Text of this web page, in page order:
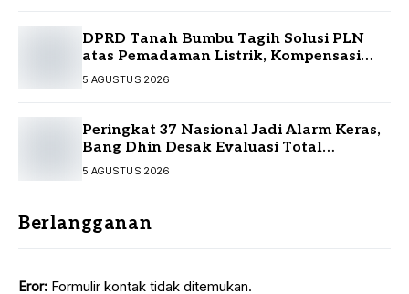
DPRD Tanah Bumbu Tagih Solusi PLN
atas Pemadaman Listrik, Kompensasi
Pelanggan Belum Diputuskan
5 AGUSTUS 2026
Peringkat 37 Nasional Jadi Alarm Keras,
Bang Dhin Desak Evaluasi Total
Pelayanan Investasi Kalsel
5 AGUSTUS 2026
Berlangganan
Eror: Formulir kontak tidak ditemukan.